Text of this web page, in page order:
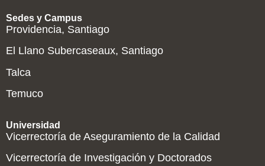
Sedes y Campus
Providencia, Santiago
El Llano Subercaseaux, Santiago
Talca
Temuco
Universidad
Vicerrectoría de Aseguramiento de la Calidad
Vicerrectoría de Investigación y Doctorados